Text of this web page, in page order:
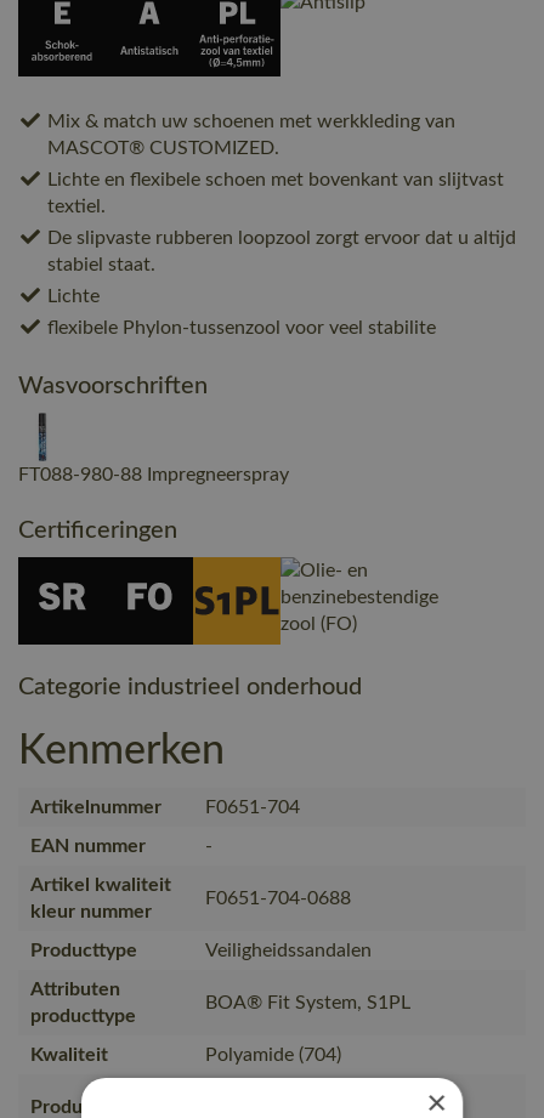
Mix & match uw schoenen met werkkleding van
MASCOT® CUSTOMIZED.
Lichte en flexibele schoen met bovenkant van slijtvast
textiel.
De slipvaste rubberen loopzool zorgt ervoor dat u altijd
stabiel staat.
Lichte
flexibele Phylon-tussenzool voor veel stabilite
Wasvoorschriften
FT088-980-88 Impregneerspray
Certificeringen
Categorie industrieel onderhoud
Kenmerken
Artikelnummer
F0651-704
EAN nummer
-
Artikel kwaliteit
kleur nummer
F0651-704-0688
Producttype
Veiligheidssandalen
Attributen
producttype
BOA® Fit System, S1PL
Kwaliteit Polyamide (704)
Productcategorie ×